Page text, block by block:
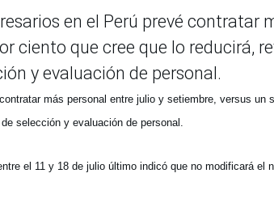
en el Perú prevé contratar
ciento que cree que lo reducirá,
y evaluación de personal.
más personal entre julio y setiembre, versus un
selección y evaluación de personal.
el 11 y 18 de julio último indicó que no modificará el